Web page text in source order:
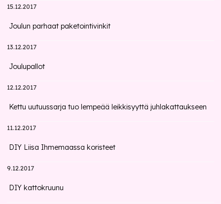
15.12.2017
Joulun parhaat paketointivinkit
13.12.2017
Joulupallot
12.12.2017
Kettu uutuussarja tuo lempeää leikkisyyttä juhlakattaukseen
11.12.2017
DIY Liisa Ihmemaassa koristeet
9.12.2017
DIY kattokruunu